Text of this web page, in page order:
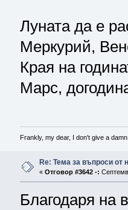
Луната да е
Меркурий,
Края на
Марс,
Frankly, my dear, I don't give a
Re: Тема за въпроси от
« Отговор #3642 -:
Благодаря на